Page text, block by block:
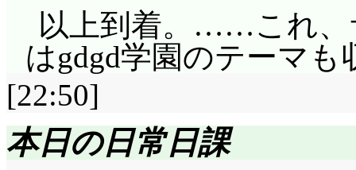
以上到着。……これ、
はgdgd学園のテーマも
[22:50]
本日の日常日課